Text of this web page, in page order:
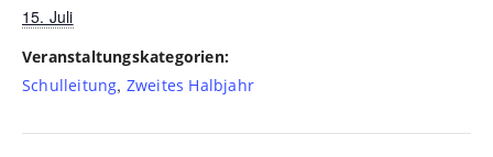
15. Juli
Veranstaltungskategorien:
Schulleitung, Zweites Halbjahr